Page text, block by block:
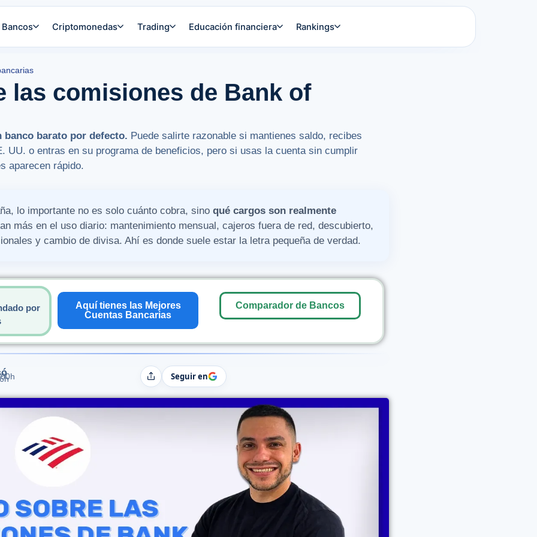
Bancos Criptomonedas Trading Educación financiera Rankings
las comisiones de Bank of
banco barato por defecto. Puede salirte razonable si mantienes saldo, recibes
UU. o entras en su programa de beneficios, pero si usas la cuenta sin cumplir
aparecen rápido.
lo importante no es solo cuánto cobra, sino qué cargos son realmente
más en el uso diario: mantenimiento mensual, cajeros fuera de red, descubierto,
y cambio de divisa. Ahí es donde suele estar la letra pequeña de verdad.
por
Aquí tienes las Mejores
Cuentas Bancarias
Comparador de Bancos
CompartirSeguir en